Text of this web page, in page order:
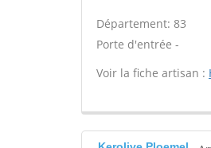
Département: 83
Porte d'entrée -
Voir la fiche artisan :